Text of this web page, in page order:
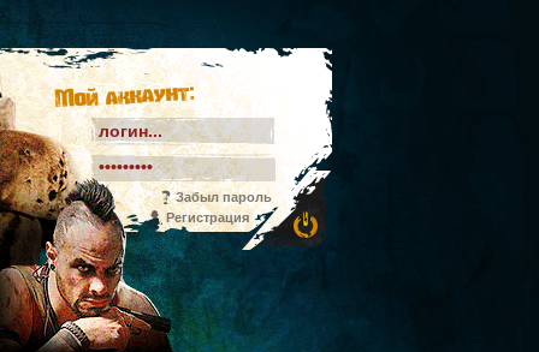
Мой аккаунт:
Забыл пароль
Регистрация